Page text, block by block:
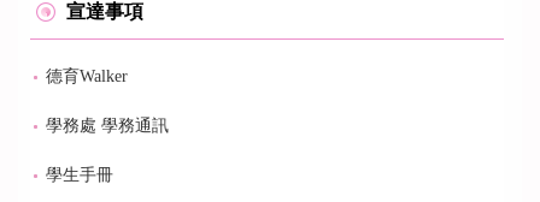
宣達事項
德育Walker
學務處 學務通訊
學生手冊